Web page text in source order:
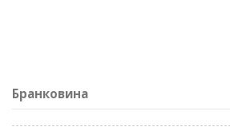
Бранковина